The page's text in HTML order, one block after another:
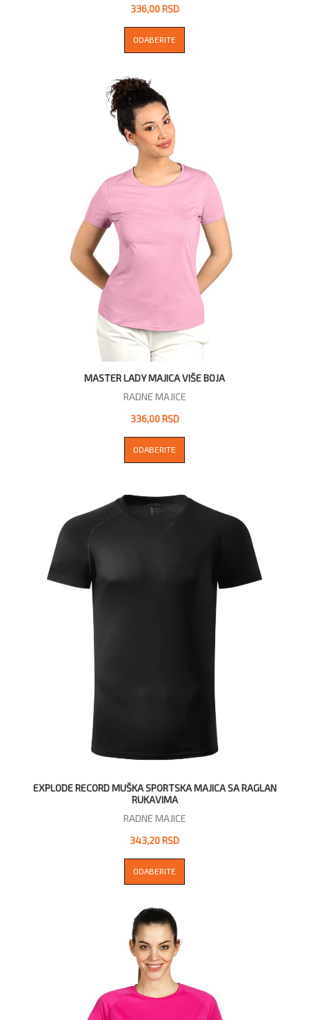
336,00 RSD
ODABERITE
MASTER LADY MAJICA VIŠE BOJA
RADNE MAJICE
336,00 RSD
ODABERITE
EXPLODE RECORD MUŠKA SPORTSKA MAJICA SA RAGLAN
RUKAVIMA
RADNE MAJICE
343,20 RSD
ODABERITE